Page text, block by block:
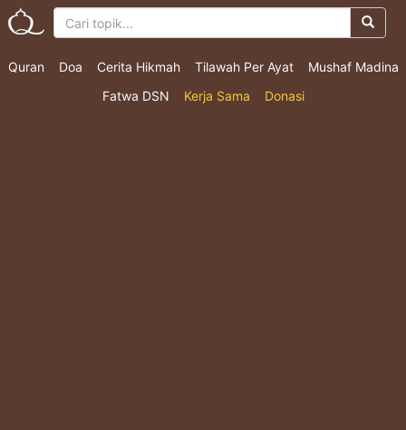
Quran Doa Cerita Hikmah Tilawah Per Ayat
Mushaf Madina
Fatwa DSN
Kerja Sama Donasi